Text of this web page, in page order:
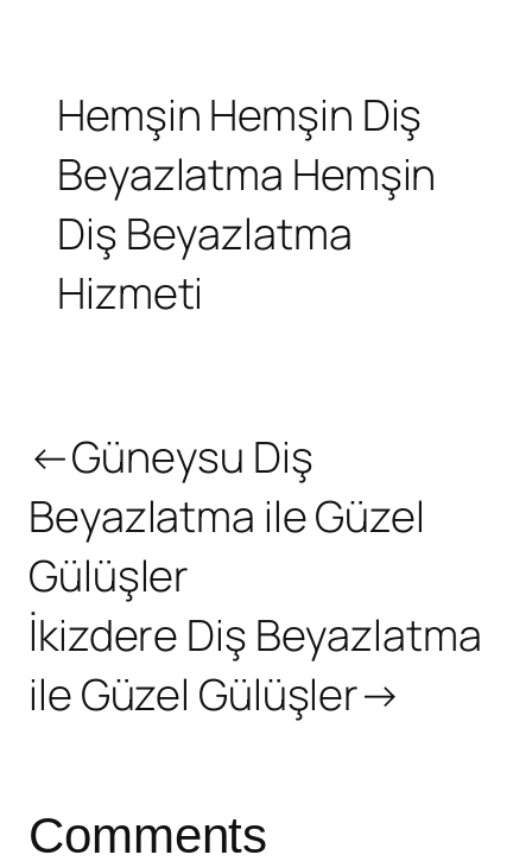
Hemşin Hemşin Diş
Beyazlatma Hemşin
Diş Beyazlatma
Hizmeti
←Güneysu Diş
Beyazlatma ile Güzel
Gülüşler
İkizdere Diş Beyazlatma
ile Güzel Gülüşler→
Comments